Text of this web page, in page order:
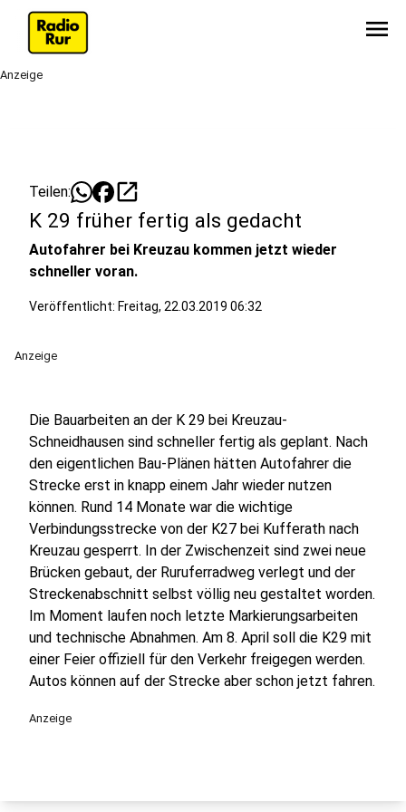
menu
Anzeige
Teilen: open_in_new
K 29 früher fertig als gedacht
Autofahrer bei Kreuzau kommen jetzt wieder
schneller voran.
Veröffentlicht: Freitag, 22.03.2019 06:32
Anzeige
Die Bauarbeiten an der K 29 bei Kreuzau-
Schneidhausen sind schneller fertig als geplant. Nach
den eigentlichen Bau-Plänen hätten Autofahrer die
Strecke erst in knapp einem Jahr wieder nutzen
können. Rund 14 Monate war die wichtige
Verbindungsstrecke von der K27 bei Kufferath nach
Kreuzau gesperrt. In der Zwischenzeit sind zwei neue
Brücken gebaut, der Ruruferradweg verlegt und der
Streckenabschnitt selbst völlig neu gestaltet worden.
Im Moment laufen noch letzte Markierungsarbeiten
und technische Abnahmen. Am 8. April soll die K29 mit
einer Feier offiziell für den Verkehr freigegen werden.
Autos können auf der Strecke aber schon jetzt fahren.
Anzeige